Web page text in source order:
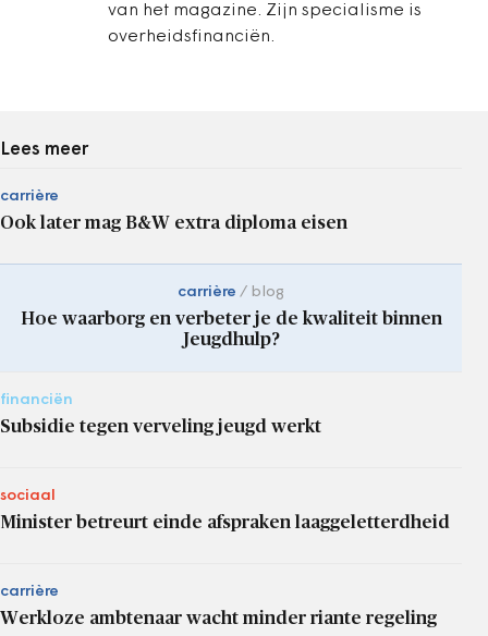
van het magazine. Zijn specialisme is
overheidsfinanciën.
Lees meer
carrière
Ook later mag B&W extra diploma eisen
carrière blog
Hoe waarborg en verbeter je de kwaliteit binnen
Jeugdhulp?
financiën
Subsidie tegen verveling jeugd werkt
sociaal
Minister betreurt einde afspraken laaggeletterdheid
carrière
Werkloze ambtenaar wacht minder riante regeling